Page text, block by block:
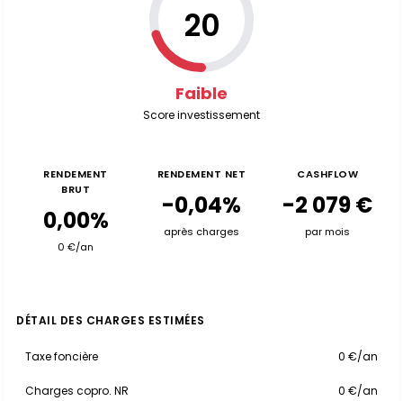
20
Faible
Score investissement
RENDEMENT
BRUT
0,00%
0 €/an
RENDEMENT NET
-0,04%
après charges
CASHFLOW
-2 079 €
par mois
DÉTAIL DES CHARGES ESTIMÉES
Taxe foncière 0 €/an
Charges copro. NR 0 €/an